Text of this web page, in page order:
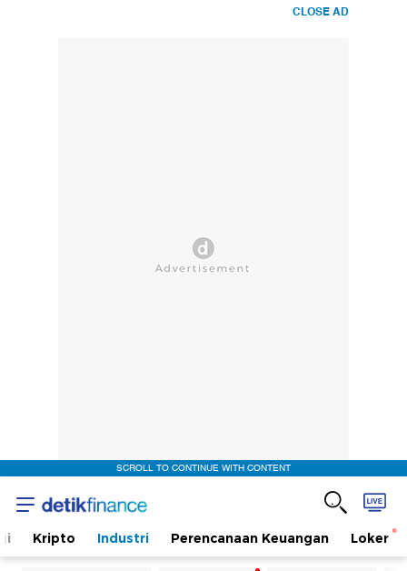
CLOSE AD
SCROLL TO CONTINUE WITH CONTENT
Kripto Industri Perencanaan Keuangan Loker